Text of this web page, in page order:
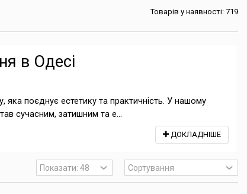
Товарів у наявності: 719
в Одесі
яка поєднує естетику та практичність. У нашому
сучасним, затишним та е...
ДОКЛАДНІШЕ